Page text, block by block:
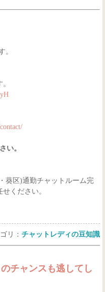
。
い。
葵区)通勤チャットルーム完
せください。
リ： チャットレディの豆知識
チャンスも逃してし